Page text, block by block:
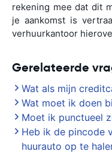
rekening mee dat dit
je aankomst is
verhuurkantoor
Gerelateerde
Wat als mijn
Wat moet ik doen
Moet ik punctueel
Heb ik de pincode
huurauto op te